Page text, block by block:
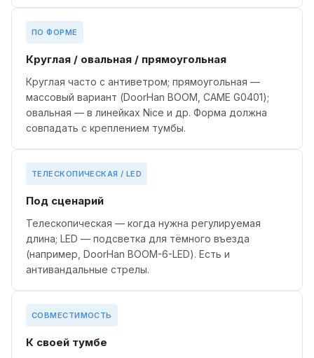
ПО ФОРМЕ
Круглая / овальная / прямоугольная
Круглая часто с антиветром; прямоугольная —
массовый вариант (DoorHan BOOM, CAME G0401);
овальная — в линейках Nice и др. Форма должна
совпадать с креплением тумбы.
ТЕЛЕСКОПИЧЕСКАЯ / LED
Под сценарий
Телескопическая — когда нужна регулируемая
длина; LED — подсветка для тёмного въезда
(например, DoorHan BOOM-6-LED). Есть и
антивандальные стрелы.
СОВМЕСТИМОСТЬ
К своей тумбе